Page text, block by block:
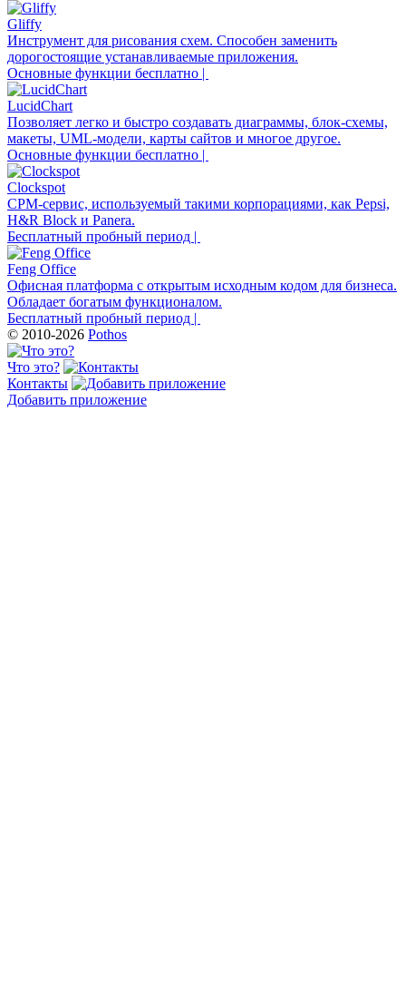
Gliffy
Инструмент для рисования схем. Способен заменить
дорогостоящие устанавливаемые приложения.
Основные функции бесплатно |
LucidChart
Позволяет легко и быстро создавать диаграммы, блок-схемы,
макеты, UML-модели, карты сайтов и многое другое.
Основные функции бесплатно |
Clockspot
CPM-сервис, используемый такими корпорациями, как Pepsi,
H&R Block и Panera.
Бесплатный пробный период |
Feng Office
Офисная платформа с открытым исходным кодом для бизнеса.
Обладает богатым функционалом.
Бесплатный пробный период |
© 2010-2026 Pothos
Что это?
Контакты
Добавить приложение